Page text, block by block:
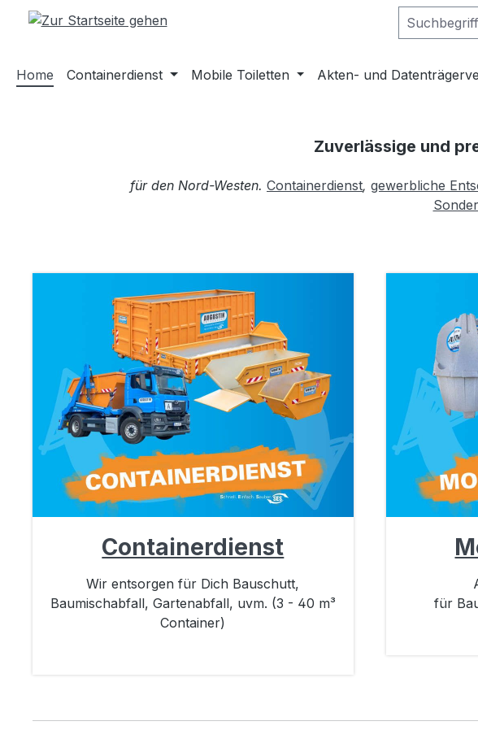
Hauptinhalt springen
Zur Suche springen
Zur Hauptnavigation springen
Home Containerdienst Mobile Toiletten Akten- und
Zuverlässige und
für den Nord-Westen. Containerdienst, gewerbliche
Containerdienst
Wir entsorgen für Dich Bauschutt,
Baumischabfall, Gartenabfall, uvm. (3 - 40 m³
Container)
für